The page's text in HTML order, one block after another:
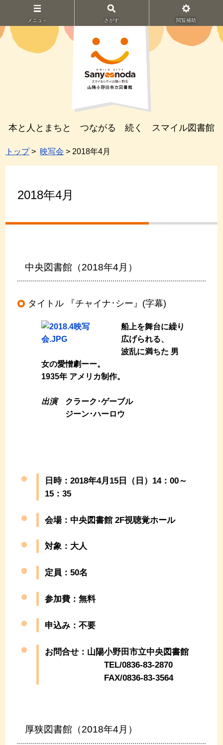
メニュ－ さがす 閲覧補助
本と人とまちと つながる 続く スマイル図書館
トップ> 映写会 > 2018年4月
2018年4月
中央図書館（2018年4月）
タイトル 『チャイナ･シー』(字幕)
船上を舞台に繰り
広げられる、
波乱に満ちた 男
女の愛憎劇ーー。
1935年 アメリカ制作。
出演 クラーク･ゲーブル
ジーン･ハーロウ
日時：2018年4月15日（日）14：00～
15：35
会場：中央図書館 2F視聴覚ホール
対象：大人
定員：50名
参加費：無料
申込み：不要
お問合せ：山陽小野田市立中央図書館
TEL/0836-83-2870
FAX/0836-83-3564
厚狭図書館（2018年4月）